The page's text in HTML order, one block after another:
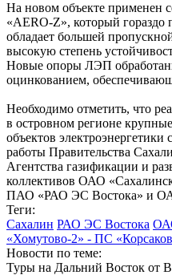
На новом объекте применен
«AERO-Z», который гораздо
обладает большей
высокую степень
Новые опоры ЛЭП
оцинкованием,
Необходимо отметить, что
в островном регионе
объектов электроэнергетики
работы Правительства
Агентства газификации и
коллективов ОАО
ПАО «РАО ЭС Востока» и
Теги:
Сахалин РАО ЭС Востока
«Хомутово-2» - ПС
Новости по теме:
Туры на Дальний Восток от